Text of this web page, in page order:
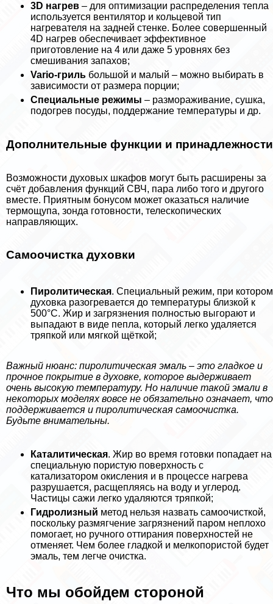
3D нагрев – для оптимизации распределения тепла
используется вентилятор и кольцевой тип
нагревателя на задней стенке. Более совершенный
4D нагрев обеспечивает эффективное
приготовление на 4 или даже 5 уровнях без
смешивания запахов;
Vario-гриль большой и малый – можно выбирать в
зависимости от размера порции;
Специальные режимы – размораживание, сушка,
подогрев посуды, поддержание температуры и др.
Дополнительные функции и принадлежности
Возможности духовых шкафов могут быть расширены за
счёт добавления функций СВЧ, пара либо того и другого
вместе. Приятным бонусом может оказаться наличие
термощупа, зонда готовности, телескопических
направляющих.
Самоочистка духовки
Пиролитическая. Специальный режим, при котором
духовка разогревается до температуры близкой к
500°С. Жир и загрязнения полностью выгорают и
выпадают в виде пепла, который легко удаляется
тряпкой или мягкой щёткой;
Важный нюанс: пиролитическая эмаль – это гладкое и
прочное покрытие в духовке, которое выдерживает
очень высокую температуру. Но наличие такой эмали в
некоторых моделях вовсе не обязательно означает, что
поддерживается и пиролитическая самоочистка.
Будьте внимательны.
Каталитическая. Жир во время готовки попадает на
специальную пористую поверхность с
катализатором окисления и в процессе нагрева
разрушается, расщепляясь на воду и углерод.
Частицы сажи легко удаляются тряпкой;
Гидролизный метод нельзя назвать самоочисткой,
поскольку размягчение загрязнений паром неплохо
помогает, но ручного оттирания поверхностей не
отменяет. Чем более гладкой и мелкопористой будет
эмаль, тем легче очистка.
Что мы обойдем стороной